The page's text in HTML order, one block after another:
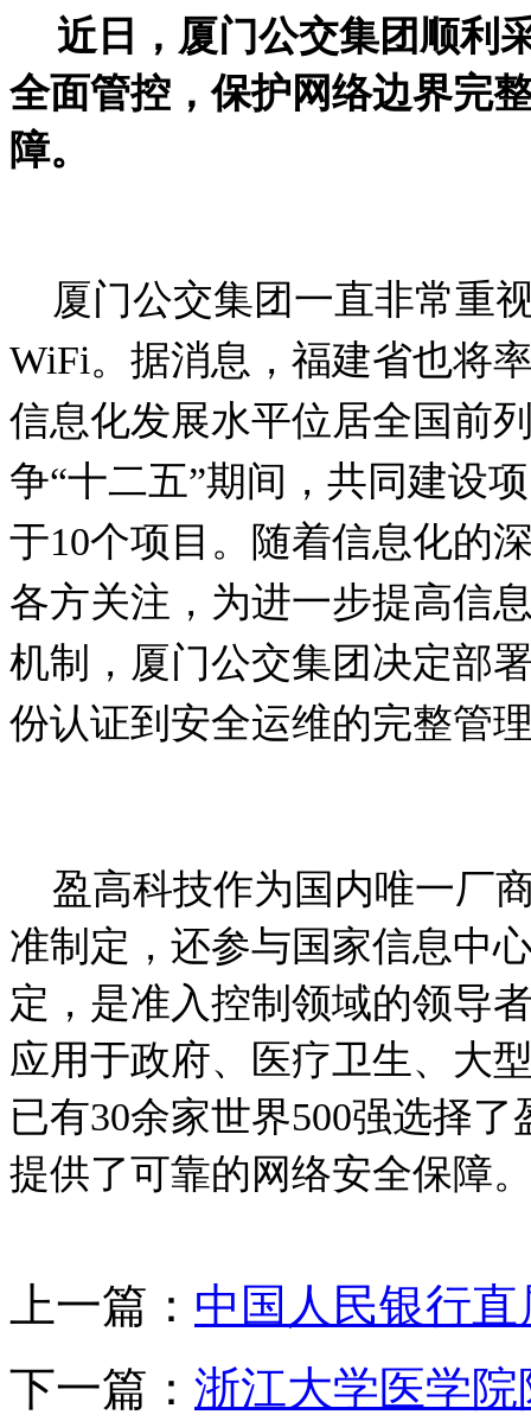
近日，厦门公交集团顺利
全面管控，保护网络边界完
障。
厦门公交集团一直非常重
WiFi。据消息，福建省也将
信息化发展水平位居全国前
争“十二五”期间，共同建设
于10个项目。随着信息化的
各方关注， 为进一步提高信
机制，厦门公交集团 决定部
份认证到安全运维的完整管
盈高科技作为国内唯一厂
准制定，还参与国家信息中
定，是准入控制领域的领导
应用于政府、医疗卫生、大
已有30余家世界500强选择了
提供了可靠的网络安全保障
上一篇： 中国人民银行
下一篇： 浙江大学医学